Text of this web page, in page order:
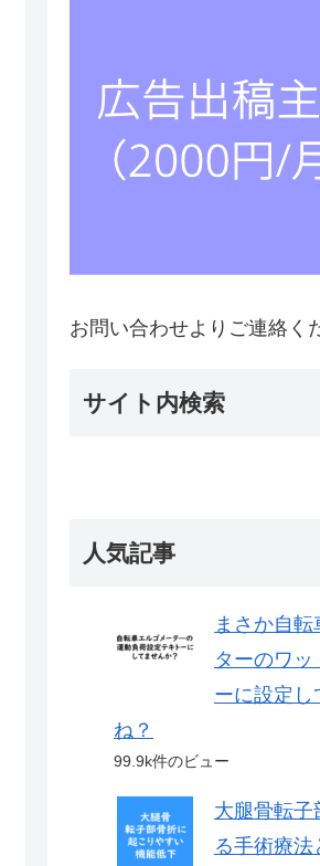
お問い合わせよりご連絡く
サイト内検索
人気記事
まさか自
ターのワッ
ーに設定し
ね？
99.9k件のビュー
大腿骨転子
る手術療